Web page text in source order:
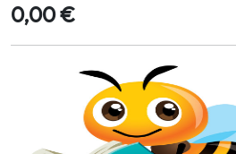
0,00 €